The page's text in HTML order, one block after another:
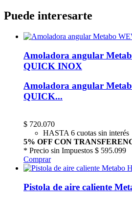
Puede interesarte
Amoladora angular
QUICK INOX
Amoladora angular
QUICK...
$ 720.070
HASTA 6 cuotas sin interés
5% OFF CON
* Precio sin Impuestos $ 595.099
Comprar
Pistola de aire caliente